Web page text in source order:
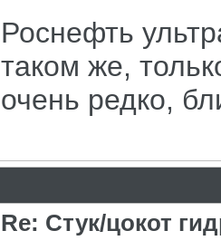
Роснефть
таком же,
очень редко,
Re: Стук/цокот